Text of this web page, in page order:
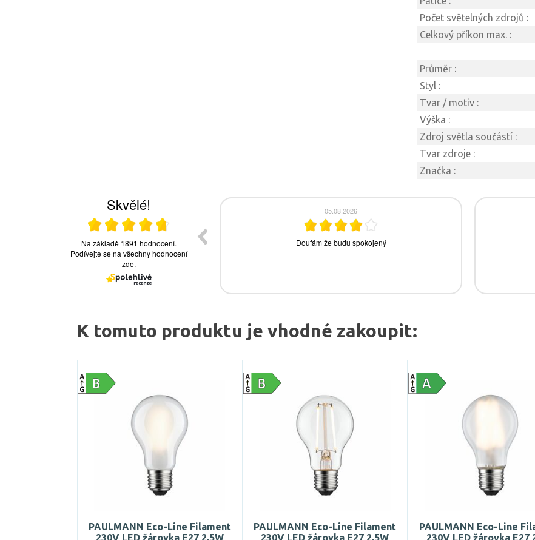
Počet světelných zdrojů :
Celkový příkon max. :
Průměr :
Styl :
Tvar / motiv :
Výška :
Zdroj světla součástí :
Tvar zdroje :
Značka :
K tomuto produktu je vhodné zakoupit:
PAULMANN Eco-Line Filament
230V LED žárovka E27 2,5W
PAULMANN Eco-Line Filament
230V LED žárovka E27 2,5W
PAULMANN Eco-Line
230V LED žárovka E27